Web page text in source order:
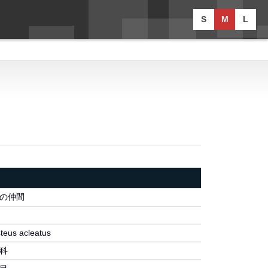
S M L
仲間
acleatus